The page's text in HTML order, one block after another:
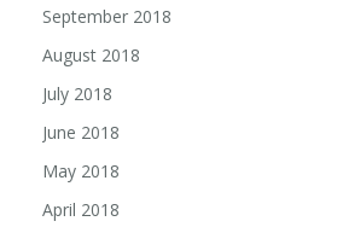
September 2018
August 2018
July 2018
June 2018
May 2018
April 2018